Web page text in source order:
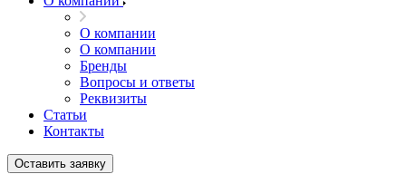
О компании
О компании
Бренды
Вопросы и ответы
Реквизиты
Статьи
Контакты
Оставить заявку